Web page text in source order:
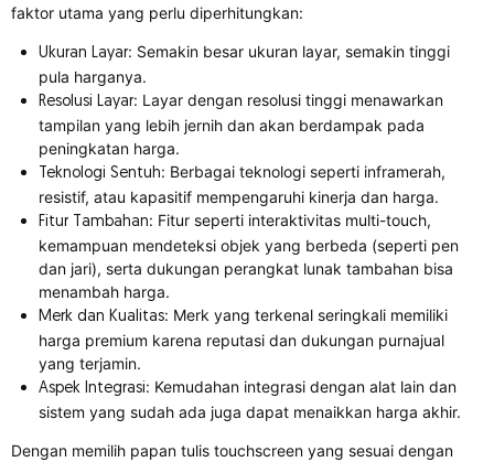
faktor utama yang perlu diperhitungkan:
Ukuran Layar: Semakin besar ukuran layar, semakin tinggi
pula harganya.
Resolusi Layar: Layar dengan resolusi tinggi menawarkan
tampilan yang lebih jernih dan akan berdampak pada
peningkatan harga.
Teknologi Sentuh: Berbagai teknologi seperti inframerah,
resistif, atau kapasitif mempengaruhi kinerja dan harga.
Fitur Tambahan: Fitur seperti interaktivitas multi-touch,
kemampuan mendeteksi objek yang berbeda (seperti pen
dan jari), serta dukungan perangkat lunak tambahan bisa
menambah harga.
Merk dan Kualitas: Merk yang terkenal seringkali memiliki
harga premium karena reputasi dan dukungan purnajual
yang terjamin.
Aspek Integrasi: Kemudahan integrasi dengan alat lain dan
sistem yang sudah ada juga dapat menaikkan harga akhir.
Dengan memilih papan tulis touchscreen yang sesuai dengan